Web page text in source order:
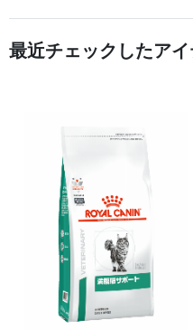
最近チェックしたアイ